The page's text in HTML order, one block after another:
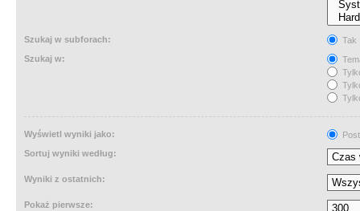
Szukaj w subforach:
Tak
Szukaj w:
Wyświetl wyniki jako:
Sortuj wyniki według:
Wyniki z ostatnich:
Pokaż pierwsze: